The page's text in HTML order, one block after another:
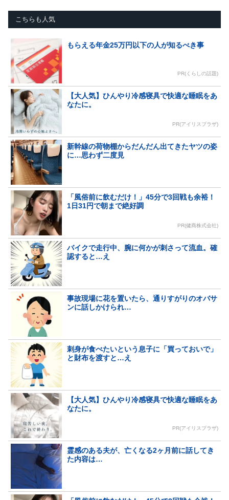
こちらも人気
もらえる年金25万円以下の人が知るべき事
PR(くらしの話題)
【大人気】ひんやり冷感寝具で快適な睡眠をあ
なたに。
PR(アイリスプラザ)
新幹線の荷物棚からだんだん出てきたヤツの姿
に…思わず二度見
「風俗前に飲むだけ！」45分で3回戦も余裕！
1日31円で朝まで絶好調
PR(健商株式会社)
バイクで走行中、腕に何かが刺さって流血。確
認すると…え
事故現場に花を置いたら、通りすがりのオバサ
ンに話しかけられ…
刺身が食べたいという息子に「買っておいで」
と財布を渡すと…え
【大人気】ひんやり冷感寝具で快適な睡眠をあ
なたに。
PR(アイリスプラザ)
霊感のある夫が、亡くなる2ヶ月前に話してき
た内容は…